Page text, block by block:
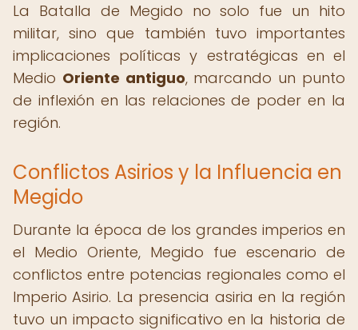
La Batalla de Megido no solo fue un hito
militar, sino que también tuvo importantes
implicaciones políticas y estratégicas en el
Medio Oriente antiguo, marcando un punto
de inflexión en las relaciones de poder en la
región.
Conflictos Asirios y la Influencia en
Megido
Durante la época de los grandes imperios en
el Medio Oriente, Megido fue escenario de
conflictos entre potencias regionales como el
Imperio Asirio. La presencia asiria en la región
tuvo un impacto significativo en la historia de